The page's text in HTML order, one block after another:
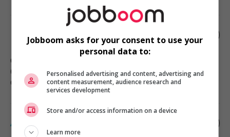
Directeur général
Chilliwack
(26 km)
Cadres supérieurs / Haute direction
Associe, ventes et service a la clientele
Jobboom asks for your consent to use your
personal data to:
Personalised advertising and content, advertising and
content measurement, audience research and
services development
Store and/or access information on a device
Learn more